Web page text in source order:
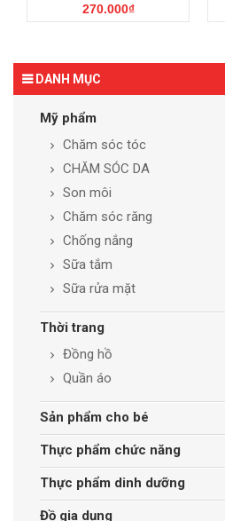
270.000₫
DANH MỤC
Mỹ phẩm
Chăm sóc tóc
CHĂM SÓC DA
Son môi
Chăm sóc răng
Chống nắng
Sữa tắm
Sữa rửa mặt
Thời trang
Đồng hồ
Quần áo
Sản phẩm cho bé
Thực phẩm chức năng
Thực phẩm dinh dưỡng
Đồ gia dụng